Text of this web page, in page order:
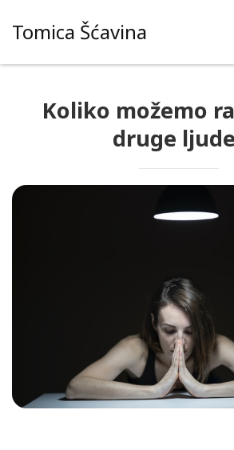
Tomica Šćavina
Koliko možemo
druge